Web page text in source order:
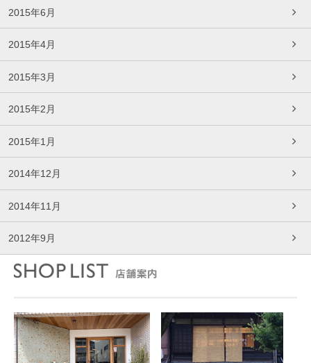
2015年6月
2015年4月
2015年3月
2015年2月
2015年1月
2014年12月
2014年11月
2012年9月